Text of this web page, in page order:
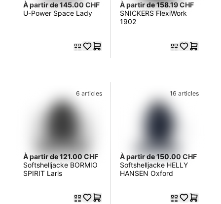
À partir de 145.00 CHF
U-Power Space Lady
À partir de 158.19 CHF
SNICKERS FlexiWork
1902
6 articles
À partir de 121.00 CHF
Softshelljacke BORMIO
SPIRIT Laris
16 articles
À partir de 150.00 CHF
Softshelljacke HELLY
HANSEN Oxford